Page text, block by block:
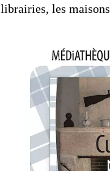
librairies, les maisons